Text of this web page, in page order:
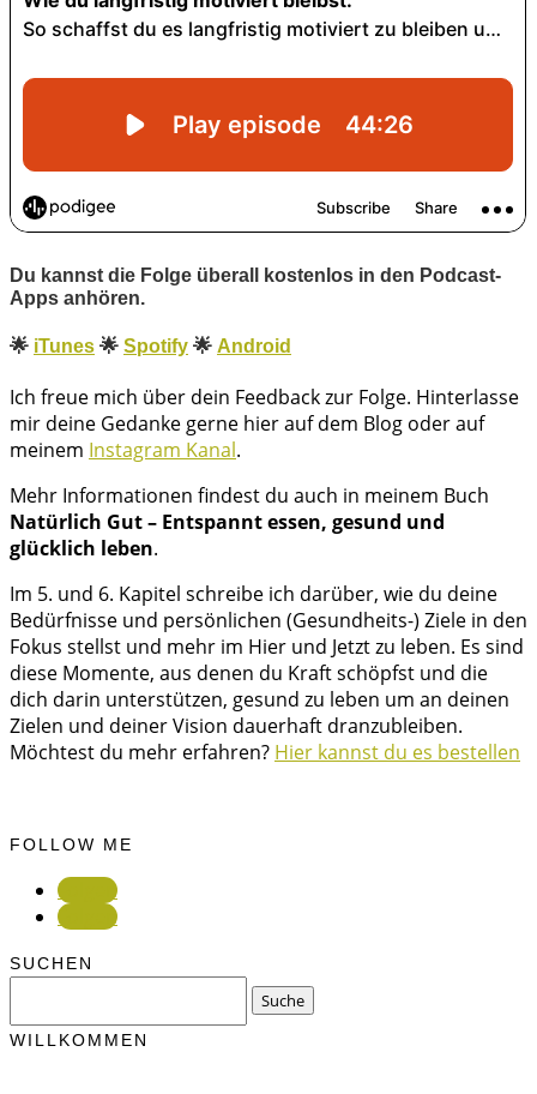
Du kannst die Folge überall kostenlos in den Podcast-
Apps anhören.
🌟 iTunes 🌟 Spotify 🌟 Android
Ich freue mich über dein Feedback zur Folge. Hinterlasse
mir deine Gedanke gerne hier auf dem Blog oder auf
meinem Instagram Kanal.
Mehr Informationen findest du auch in meinem Buch
Natürlich Gut – Entspannt essen, gesund und
glücklich leben.
Im 5. und 6. Kapitel schreibe ich darüber, wie du deine
Bedürfnisse und persönlichen (Gesundheits-) Ziele in den
Fokus stellst und mehr im Hier und Jetzt zu leben. Es sind
diese Momente, aus denen du Kraft schöpfst und die
dich darin unterstützen, gesund zu leben um an deinen
Zielen und deiner Vision dauerhaft dranzubleiben.
Möchtest du mehr erfahren? Hier kannst du es bestellen
FOLLOW ME
Folgen
Folgen
SUCHEN
WILLKOMMEN